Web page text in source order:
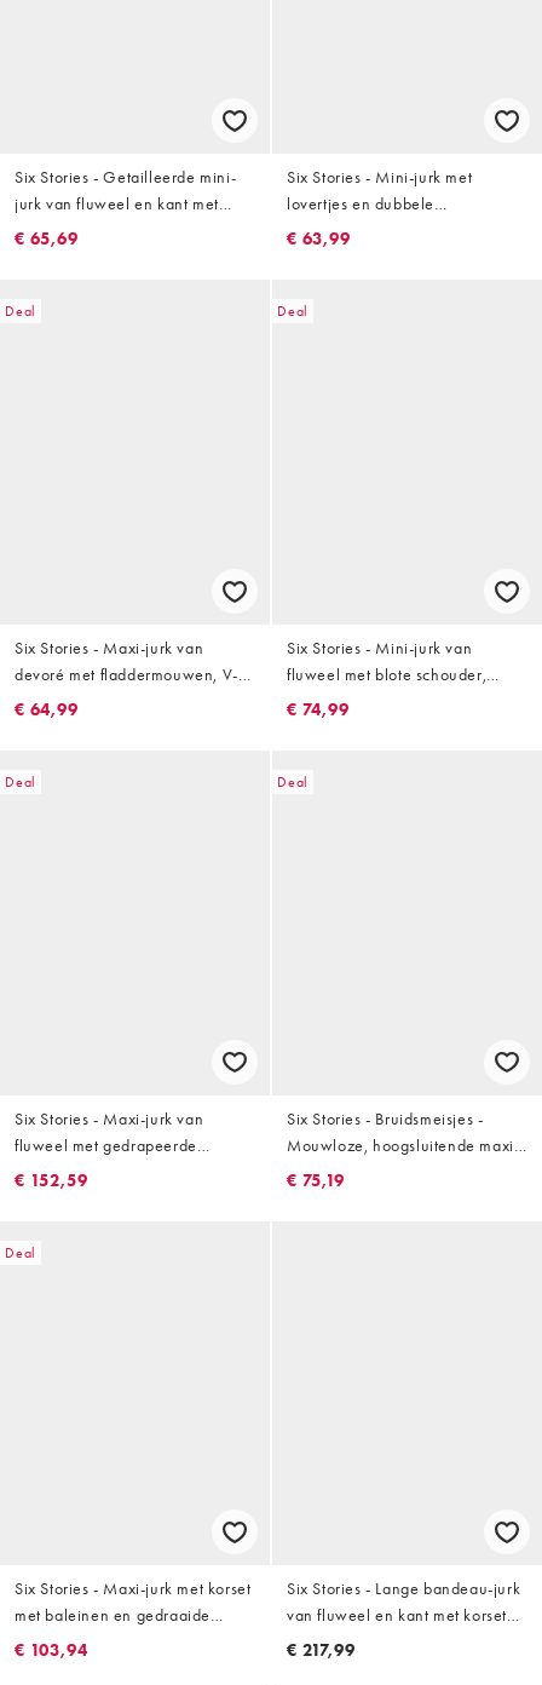
Six Stories - Getailleerde mini-
jurk van fluweel en kant met
vierkante hals en uitlopende rok
€ 65,69
Six Stories - Mini-jurk met
lovertjes en dubbele
corsageband in zwart
€ 63,99
Deal
Six Stories - Maxi-jurk van
devoré met fladdermouwen, V-
hals en asymmetrische verlaagde
€ 64,99
Deal
Six Stories - Mini-jurk van
fluweel met blote schouder,
corsage en A-lijn in zwart
€ 74,99
Deal
Six Stories - Maxi-jurk van
fluweel met gedrapeerde
schouder en dijsplit in zwart
€ 152,59
Deal
Six Stories - Bruidsmeisjes -
Mouwloze, hoogsluitende maxi
jurk met stretch en gerimpelde
€ 75,19
Deal
Six Stories - Maxi-jurk met korset
met baleinen en gedraaide
bandjes in chocoladebruin
€ 103,94
Six Stories - Lange bandeau-jurk
van fluweel en kant met korset
en sjaal om de hals in
€ 217,99